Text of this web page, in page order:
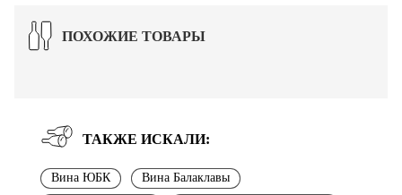
ПОХОЖИЕ ТОВАРЫ
ТАКЖЕ ИСКАЛИ:
Вина ЮБК
Вина Балаклавы